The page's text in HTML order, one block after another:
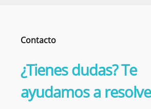
Contacto
¿Tienes dudas? Te
ayudamos a